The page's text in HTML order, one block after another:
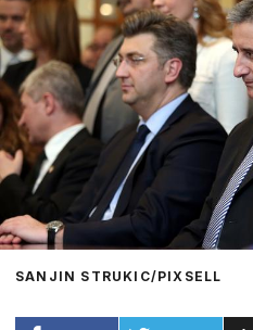
SANJIN STRUKIC/PIXSELL